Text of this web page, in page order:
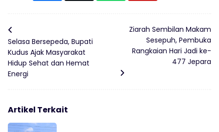
Selasa Bersepeda, Bupati
Kudus Ajak Masyarakat
Hidup Sehat dan Hemat
Energi
Ziarah Sembilan Makam
Sesepuh, Pembuka
Rangkaian Hari Jadi ke-
477 Jepara
Artikel Terkait